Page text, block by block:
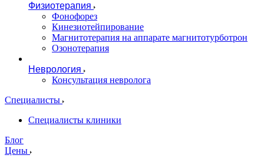
Физиотерапия
Фонофорез
Кинезиотейпирование
Магнитотерапия на аппарате магнитотурботрон
Озонотерапия
Неврология
Консультация невролога
Специалисты
Специалисты клиники
Блог
Цены